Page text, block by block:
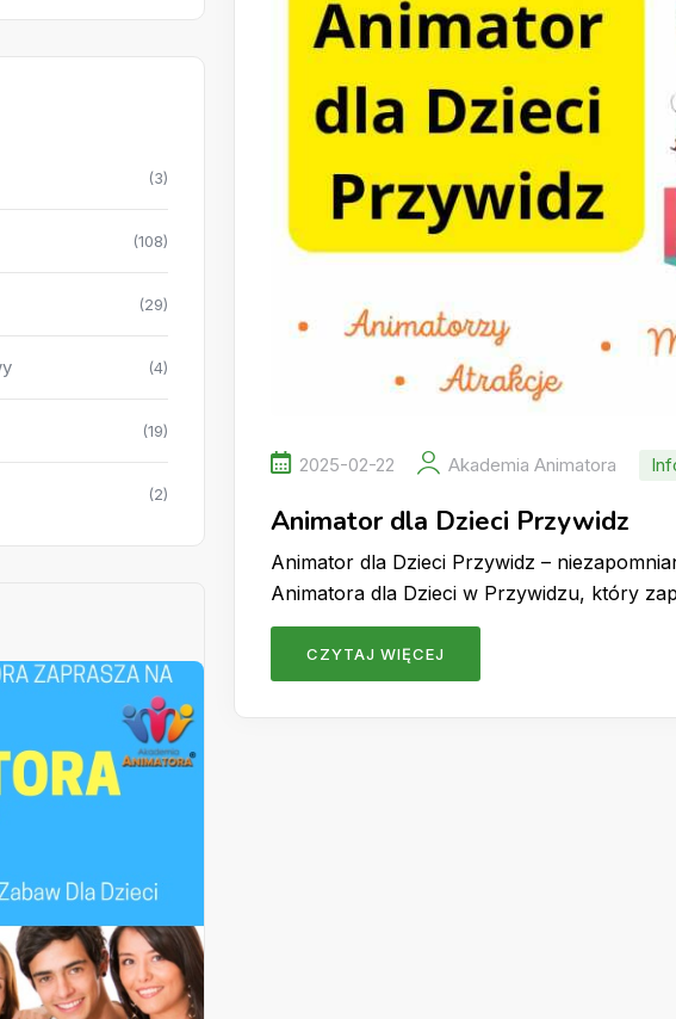
2025-02-22 Akademia Animatora
Animator dla Dzieci Przywidz
Animator dla Dzieci Przywidz –
Animatora dla Dzieci w Przywidzu, który
CZYTAJ WIĘCEJ
(3)
(108)
(29)
(4)
(19)
(2)